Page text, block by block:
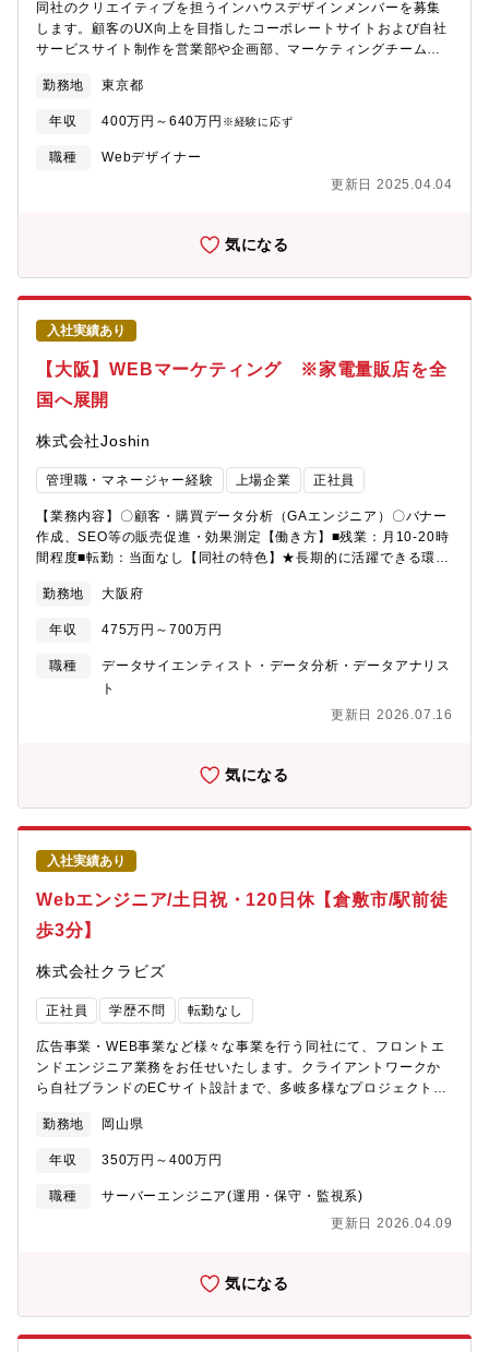
常駐する場合、必ずチームでの常駐となります■各チームにマネー
ジャーがおり、定期的にメンバーと面談しキャリアイメージのす
り合わせをおこない、ローテーションもおこなわれています
としたメディア・コンテンツ企画を重視しています。「ユーザー
は何を求めて検索しているのか」「どのような情報設計が最も価
値を提供できるのか」といった本質的な問いに向き合いながら、
コンテンツやサイト全体の在り方を設計・改善していく役割を担
る、手応えある仕事介護・医療・保育など、社会に不可欠なイン
じて「社会課題の解決」に直結するため、数字以上の大きな貢献
実感を味わえます。■SEO×プロダクト・事業づくりへのキャリア
企画します。SEOを軸にプロダクト開発・事業づくりに深く関わ
索環境を取り巻く状況は、AIOの進展などにより大きな変化と不確
を短期的な施策ではなく、事業成長を支える重要なドライバーと
して位置づけ、継続的に投資・注力していることが大きな特徴で
す。腰を据えてSEOに取り組み、長期的な成果創出を目指せる環
境があります。
同社のクリエイティブを担うインハウスデザインメンバーを募集
します。顧客のUX向上を目指したコーポレートサイトおよび自社
サービスサイト制作を営業部や企画部、マーケティングチームと
作、コーディングと一貫してお任せします。また複数の並行案件
の場合、スポットでのスクラム業務のお願いもします。サイト設
計やグラフィック作成などのデザイン業務とフロントエンドのエ
ンジニアリング業務を両立したい方にマッチします。もちろん得
社コーポレートサイトとサービスサイト（約40サイト）の運用/保
ト提案と制作: 15%④バナー制作: 5%⑤社内業務/チームコミュニ
ケーション: 10%主に①のサービス毎の情報更新や改善業務が半分
程度です。次いで、②③の新規プロダクトやコーポレートに付随
するサイトの新規構成、設計、制作の一貫業務を担っていただき
ます。④は隔月の対応、⑤週次のチームMTGや案件毎の進捗管理
を伴う一般的なミーティング、チーム目標企画立案や運用効率化
のマニュアル作成、自社事務業務（稟議/請求処理）などの業務に
なります。【組織構成について】プロモーション・デザインユニ
ット（今回の配属組織）マネージャー1名、社員6名、その他（業
ム：6名（社員3名/その他3名） ・上記の主業務にて記載②デザイ
ンチーム：6名（社員3名/その他3名）・ブラインディング・プロ
ダクトUI/UX設計・印刷物やビジネスツール制作・その他イベント
勤務地 東京都
年収 400万円～640万円 ※経験に応ず
職種
Webデザイナー
更新日 2025.04.04
気になる
入社実績あり
【大阪】WEBマーケティング ※家電量販店を全
国へ展開
株式会社Joshin
管理職・マネージャー経験 上場企業 正社員
【業務内容】〇顧客・購買データ分析（GAエンジニア）〇バナー
作成、SEO等の販売促進・効果測定【働き方】■残業：月10-20時
間程度■転勤：当面なし【同社の特色】★長期的に活躍できる環境
えた働きやすい環境づくりのため、社員の労働環境を重視した運
営を行っています。平均勤続年数は業界トップクラスの18.6年で
す。★顧客満足度の高さ創業以来、応対やサービスに「まごこ
ろ」を込め、「人にしかできない価値」を提供することを大切に
しています。「2025年 オリコン顧客満足度調査」においては、戸
賞。地域のお客さまに寄り添い、「まずはJoshin」「やっぱり
のジョーシンマインドお客様の暮らしがより豊かに、健やかにな
るように、常にお客様と同じ目線でサポートしていくことが喜び
であり、お客様に幸せを提供することが使命であると考えていま
す。お客様に満足してもらうためには、従業員の満足が欠かせま
せん。従業員に対しても「まごころ」を大切に、研修や資格取得
などの人材育成・自己啓発支援制度をはじめ、育児休業・時短制
度や福利厚生を整備し、従業員がより働き甲斐を感じ、長く働け
る環境づくりに向け取り組んでいます。
勤務地 大阪府
年収 475万円～700万円
職種
データサイエンティスト・データ分析・データアナリス
ト
更新日 2026.07.16
気になる
入社実績あり
Webエンジニア/土日祝・120日休【倉敷市/駅前徒
歩3分】
株式会社クラビズ
正社員 学歴不問 転勤なし
広告事業・WEB事業など様々な事業を行う同社にて、フロントエ
ンドエンジニア業務をお任せいたします。クライアントワークか
ら自社ブランドのECサイト設計まで、多岐多様なプロジェクトに
Shopify等を活用した、HTML/CSS、JavaScript（jQuery）によ
るレスポンシブWebサイトの構築■SEO対策や既存Webサイトの
保守・メンテナンス対応■サーバー・ドメインの取得作業 など
【期待していること】入社後は、今までの知識をベースに業務を
幅広いスキルを身に付けていただく事を期待しています。
勤務地 岡山県
年収 350万円～400万円
職種
サーバーエンジニア(運用・保守・監視系)
更新日 2026.04.09
気になる